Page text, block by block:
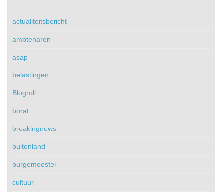
actualiteitsbericht
ambtenaren
asap
belastingen
Blogroll
borat
breakingnews
buitenland
burgemeester
cultuur